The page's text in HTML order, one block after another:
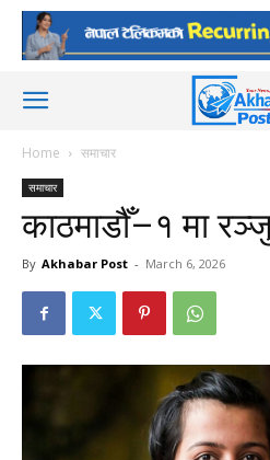
Home समाचार
समाचार
काठमाडौँ–१ मा
By Akhabar Post - March 6, 2026